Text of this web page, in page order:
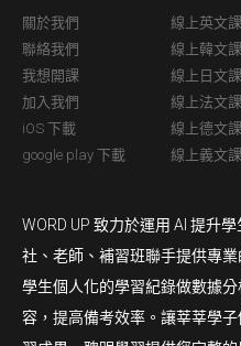
關於我們
聯絡我們
我想開課
加入我們
iOS 下載
google play 下載
線上英文
線上韓文
線上日文
線上法文
線上德文
線上義文
WORD UP 致力於運用 AI 提升
社、老師、補習班聯手提供專
學生個人化的學習紀錄做數據
容，提高備考效率。讓莘莘學